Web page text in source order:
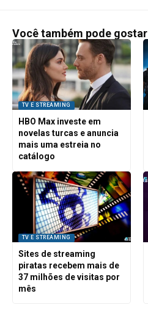
Você também pode gostar
TV E STREAMING
HBO Max investe em
novelas turcas e anuncia
mais uma estreia no
catálogo
TV E STREAMING
Sites de streaming
piratas recebem mais de
37 milhões de visitas por
mês